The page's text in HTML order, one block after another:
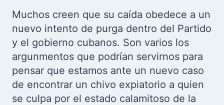
Muchos creen que su caída obedece a un
nuevo intento de purga dentro del Partido
y el gobierno cubanos. Son varios los
argunmentos que podrían servirnos para
pensar que estamos ante un nuevo caso
de encontrar un chivo expiatorio a quien
se culpa por el estado calamitoso de la